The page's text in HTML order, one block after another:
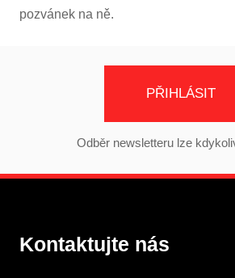
pozvánek na ně.
PŘIHLÁSIT
Odběr newsletteru lze
Kontaktujte nás